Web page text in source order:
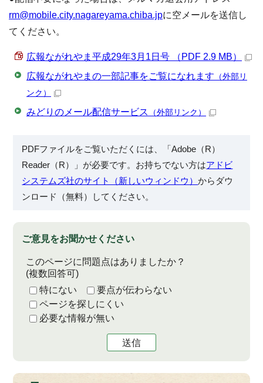
rm@mobile.city.nagareyama.chiba.jpに空メールを送信し
てください。
広報ながれやま平成29年3月1日号 （PDF 2.9 MB）
広報ながれやまの一部記事をご覧になれます （外部リ
ンク）
みどりのメール配信サービス （外部リンク）
PDFファイルをご覧いただくには、「Adobe（R）
Reader（R）」が必要です。お持ちでない方はアドビ
システムズ社のサイト（新しいウィンドウ）からダウ
ンロード（無料）してください。
ご意見をお聞かせください
このページに問題点はありましたか？
(複数回答可)
特にない
要点が伝わらない
ページを探しにくい
必要な情報が無い
送信